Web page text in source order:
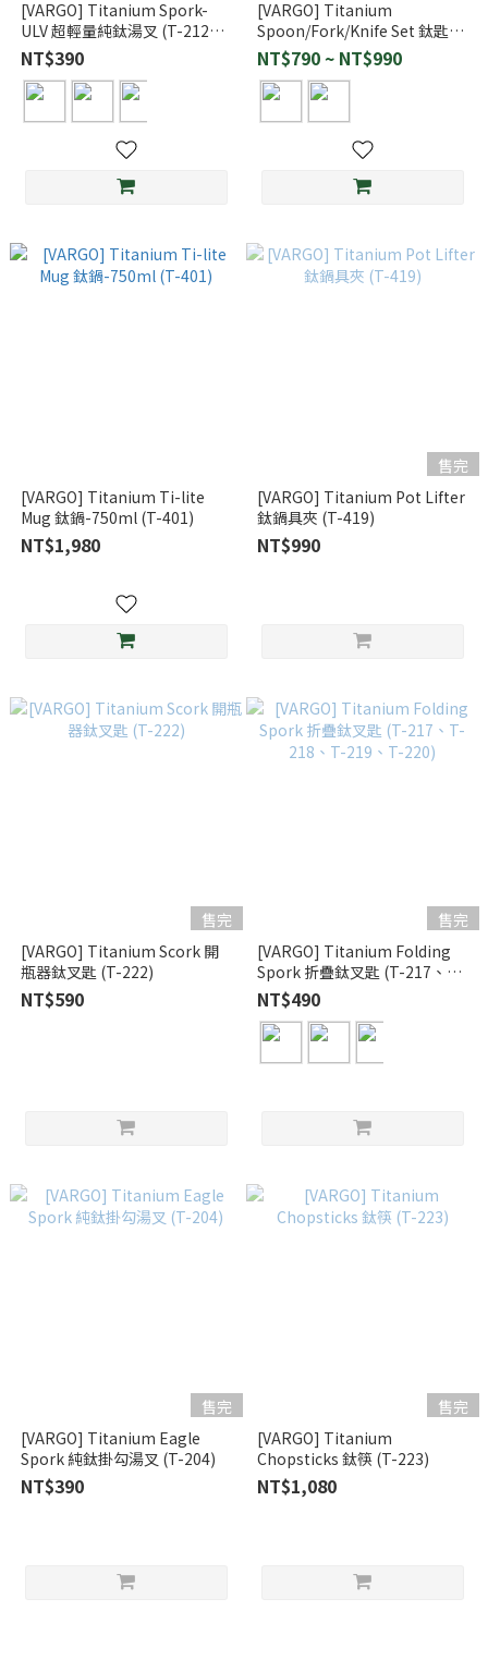
[VARGO] Titanium Spork-
ULV 超輕量純鈦湯叉 (T-212、
T-213、T-214、T-215)
NT$390
[VARGO] Titanium
Spoon/Fork/Knife Set 鈦匙叉
刀組 (T-201、T-202)
NT$790 ~ NT$990
[VARGO] Titanium Ti-lite
Mug 鈦鍋-750ml (T-401)
NT$1,980
售完
[VARGO] Titanium Pot Lifter
鈦鍋具夾 (T-419)
NT$990
售完
[VARGO] Titanium Scork 開
瓶器鈦叉匙 (T-222)
NT$590
售完
[VARGO] Titanium Folding
Spork 折疊鈦叉匙 (T-217、T-
218、T-219、T-220)
NT$490
售完
[VARGO] Titanium Eagle
Spork 純鈦掛勾湯叉 (T-204)
NT$390
售完
[VARGO] Titanium
Chopsticks 鈦筷 (T-223)
NT$1,080